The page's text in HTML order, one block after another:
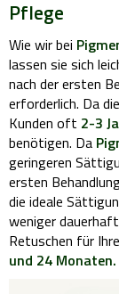
Pflege
Wie wir bei
lassen sie sich
nach der ersten
erforderlich. Da
Kunden oft 2-3
benötigen. Da
geringeren
ersten
die ideale
weniger
Retuschen für
und 24 Monaten.